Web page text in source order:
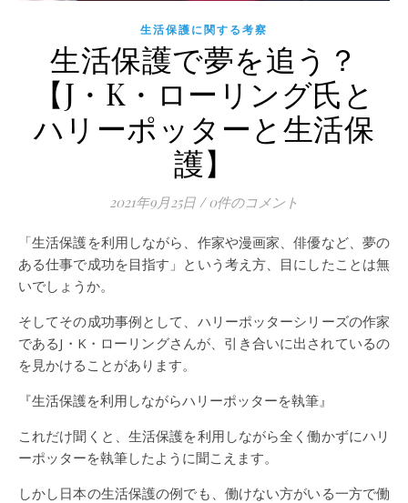
生活保護に関する考察
生活保護で夢を追う？
【J・K・ローリング氏と
ハリーポッターと生活保
護】
2021年9月25日 / 0件のコメント
「生活保護を利用しながら、作家や漫画家、俳優など、夢の
ある仕事で成功を目指す」という考え方、目にしたことは無
いでしょうか。
そしてその成功事例として、ハリーポッターシリーズの作家
であるJ・K・ローリングさんが、引き合いに出されているの
を見かけることがあります。
『生活保護を利用しながらハリーポッターを執筆』
これだけ聞くと、生活保護を利用しながら全く働かずにハリ
ーポッターを執筆したように聞こえます。
しかし日本の生活保護の例でも、働けない方がいる一方で働